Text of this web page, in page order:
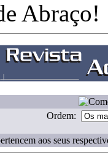
Abraço!
Ordem:
aos seus